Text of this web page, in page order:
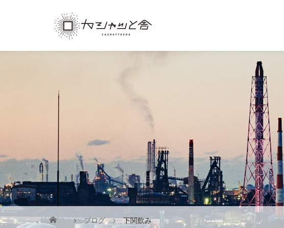
ブログ 下関飲み